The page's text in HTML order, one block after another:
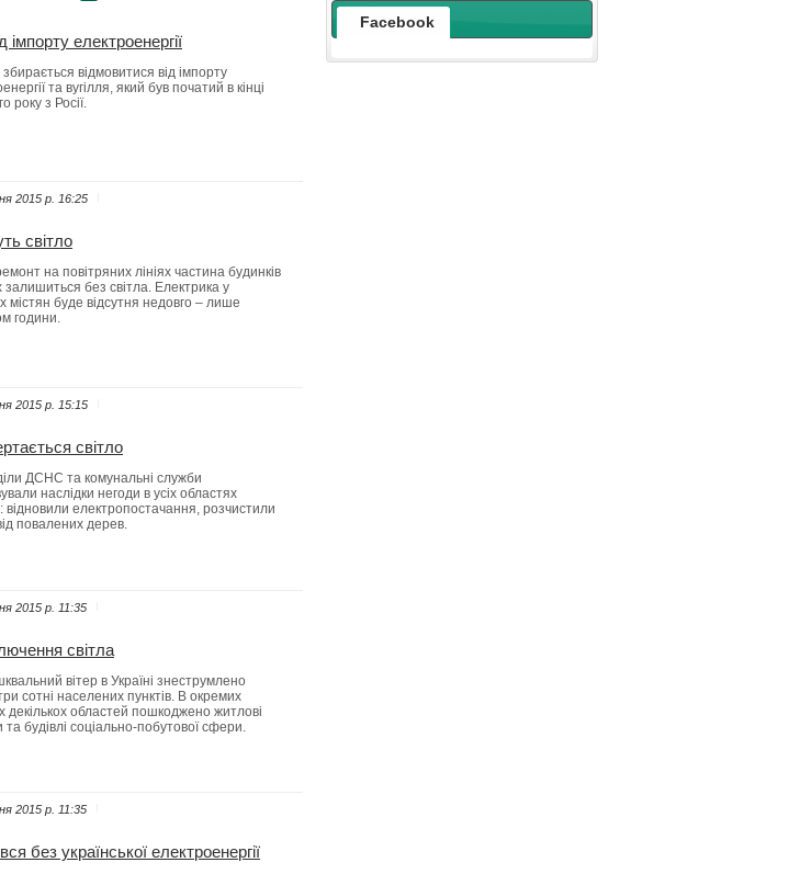
імпорту електроенергії
збирається відмовитися від імпорту
та вугілля, який був початий в кінці
року з Росії.
2015 p. 16:25
світло
на повітряних лініях частина будинків
без світла. Електрика у
містян буде відсутня недовго – лише
години.
2015 p. 15:15
світло
ДСНС та комунальні служби
наслідки негоди в усіх областях
відновили електропостачання, розчистили
повалених дерев.
2015 p. 11:35
світла
вітер в Україні знеструмлено
сотні населених пунктів. В окремих
декількох областей пошкоджено житлові
та будівлі соціально-побутової сфери.
2015 p. 11:35
без української електроенергії
Facebook